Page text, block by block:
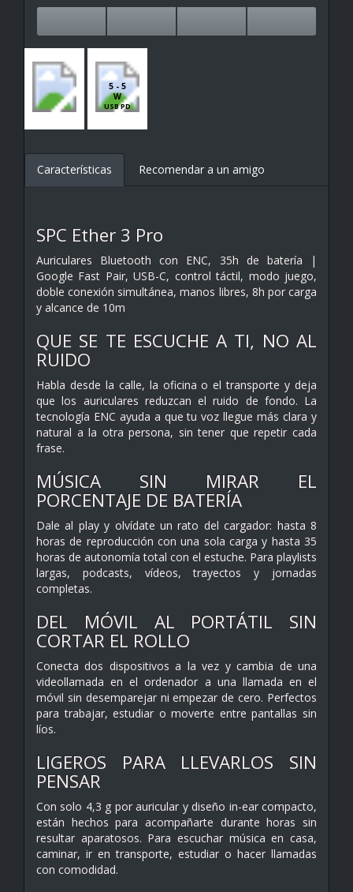
5 - 5
W
USB PD
Características Recomendar a un amigo
SPC Ether 3 Pro
Auriculares Bluetooth con ENC, 35h de batería |
Google Fast Pair, USB-C, control táctil, modo juego,
doble conexión simultánea, manos libres, 8h por carga
y alcance de 10m
QUE SE TE ESCUCHE A TI, NO AL
RUIDO
Habla desde la calle, la oficina o el transporte y deja
que los auriculares reduzcan el ruido de fondo. La
tecnología ENC ayuda a que tu voz llegue más clara y
natural a la otra persona, sin tener que repetir cada
frase.
MÚSICA SIN MIRAR EL
PORCENTAJE DE BATERÍA
Dale al play y olvídate un rato del cargador: hasta 8
horas de reproducción con una sola carga y hasta 35
horas de autonomía total con el estuche. Para playlists
largas, podcasts, vídeos, trayectos y jornadas
completas.
DEL MÓVIL AL PORTÁTIL SIN
CORTAR EL ROLLO
Conecta dos dispositivos a la vez y cambia de una
videollamada en el ordenador a una llamada en el
móvil sin desemparejar ni empezar de cero. Perfectos
para trabajar, estudiar o moverte entre pantallas sin
líos.
LIGEROS PARA LLEVARLOS SIN
PENSAR
Con solo 4,3 g por auricular y diseño in-ear compacto,
están hechos para acompañarte durante horas sin
resultar aparatosos. Para escuchar música en casa,
caminar, ir en transporte, estudiar o hacer llamadas
con comodidad.